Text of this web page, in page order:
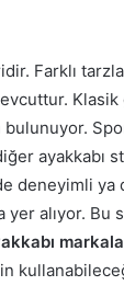
Farklı
bulunuyor.
ayakkabı
ya da
yer alıyor. Bu